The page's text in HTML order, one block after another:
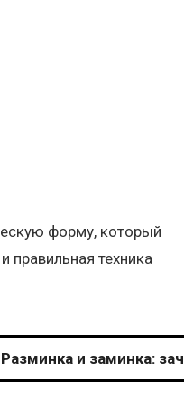
форму, который
правильная техника
Разминка и заминка: зачем нужны и как правильно